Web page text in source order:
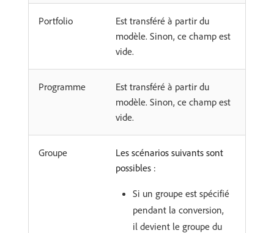
Portfolio
Est transféré à partir du
modèle. Sinon, ce champ est
vide.
Programme
Est transféré à partir du
modèle. Sinon, ce champ est
vide.
Groupe
Les scénarios suivants sont
possibles :
Si un groupe est spécifié
pendant la conversion,
il devient le groupe du